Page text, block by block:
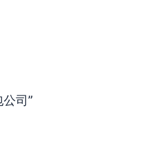
司”